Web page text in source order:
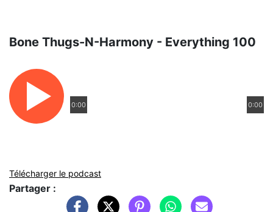
Bone Thugs-N-Harmony - Everything 100
0:00 0:00
Télécharger le podcast
Partager :